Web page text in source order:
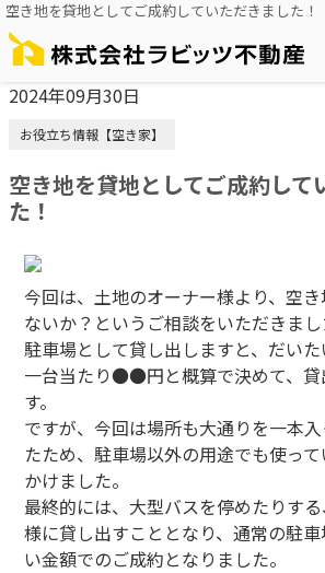
空き地を貸地としてご成約していただきました！
2024年09月30日
お役立ち情報【空き家】
空き地を貸地としてご成約して
た！
今回は、土地のオーナー様より、空
ないか？というご相談をいただきまし
駐車場として貸し出しますと、だいた
一台当たり●●円と概算で決めて、貸
す。
ですが、今回は場所も大通りを一本
たため、駐車場以外の用途でも使っ
かけました。
最終的には、大型バスを停めたりす
様に貸し出すこととなり、通常の駐
い金額でのご成約となりました。